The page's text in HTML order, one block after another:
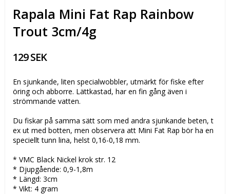
Rapala Mini Fat Rap Rainbow
Trout 3cm/4g
129 SEK
En sjunkande, liten specialwobbler, utmärkt för fiske efter
öring och abborre. Lättkastad, har en fin gång även i
strömmande vatten.
Du fiskar på samma sätt som med andra sjunkande beten, t
ex ut med botten, men observera att Mini Fat Rap bör ha en
speciellt tunn lina, helst 0,16-0,18 mm.
* VMC Black Nickel krok str. 12
* Djupgående: 0,9-1,8m
* Längd: 3cm
* Vikt: 4 gram